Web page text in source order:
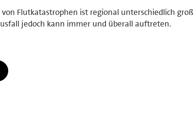
Flutkatastrophen ist regional unterschiedlich
jedoch kann immer und überall auftreten.